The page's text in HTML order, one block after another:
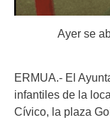
Ayer se
ERMUA.- El
infantiles de la
Cívico, la plaza